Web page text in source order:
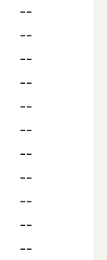
--
--
--
--
--
--
--
--
--
--
--